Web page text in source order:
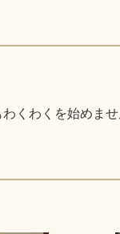
くわくを始めま